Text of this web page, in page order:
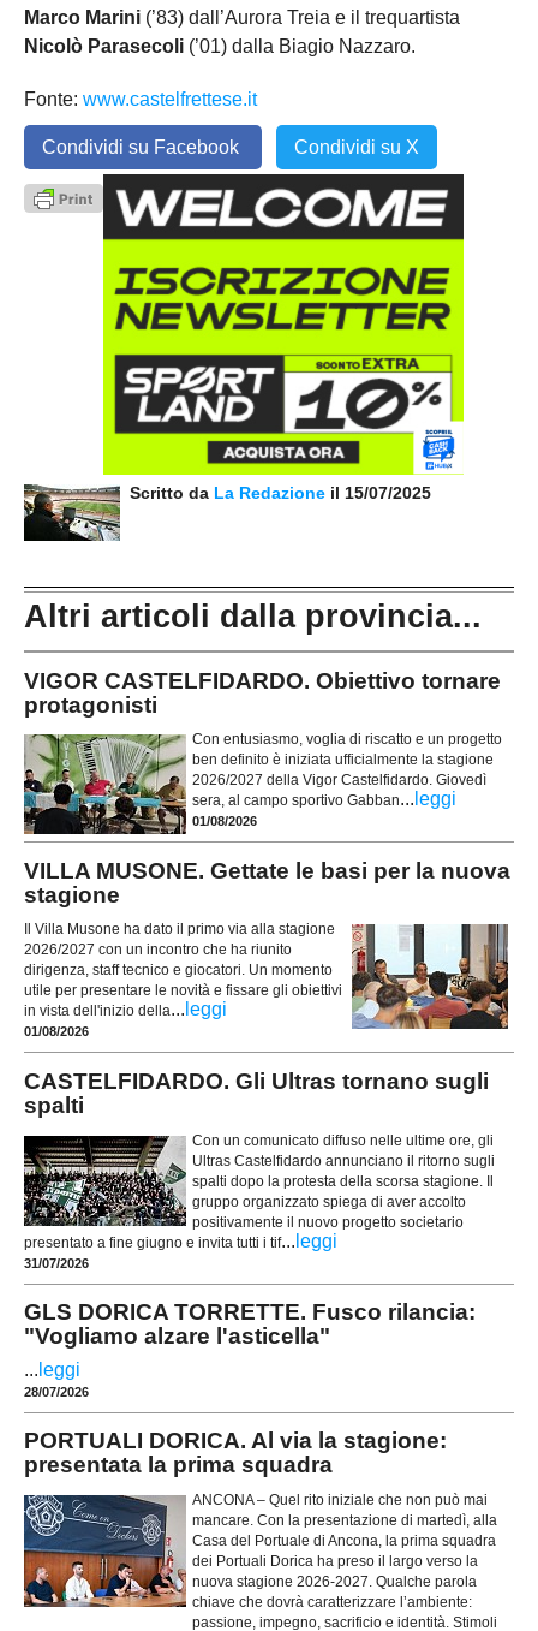
Marco Marini (’83) dall’Aurora Treia e il trequartista
Nicolò Parasecoli (’01) dalla Biagio Nazzaro.
Fonte: www.castelfrettese.it
Condividi su Facebook Condividi su X
Scritto da La Redazione il 15/07/2025
Altri articoli dalla provincia...
VIGOR CASTELFIDARDO. Obiettivo tornare
protagonisti
Con entusiasmo, voglia di riscatto e un progetto
ben definito è iniziata ufficialmente la stagione
2026/2027 della Vigor Castelfidardo. Giovedì
sera, al campo sportivo Gabban... leggi
01/08/2026
VILLA MUSONE. Gettate le basi per la nuova
stagione
Il Villa Musone ha dato il primo via alla stagione
2026/2027 con un incontro che ha riunito
dirigenza, staff tecnico e giocatori. Un momento
utile per presentare le novità e fissare gli obiettivi
in vista dell'inizio della... leggi
01/08/2026
CASTELFIDARDO. Gli Ultras tornano sugli
spalti
Con un comunicato diffuso nelle ultime ore, gli
Ultras Castelfidardo annunciano il ritorno sugli
spalti dopo la protesta della scorsa stagione. Il
gruppo organizzato spiega di aver accolto
positivamente il nuovo progetto societario
presentato a fine giugno e invita tutti i tif... leggi
31/07/2026
GLS DORICA TORRETTE. Fusco rilancia:
"Vogliamo alzare l'asticella"
... leggi
28/07/2026
PORTUALI DORICA. Al via la stagione:
presentata la prima squadra
ANCONA – Quel rito iniziale che non può mai
mancare. Con la presentazione di martedì, alla
Casa del Portuale di Ancona, la prima squadra
dei Portuali Dorica ha preso il largo verso la
nuova stagione 2026-2027. Qualche parola
chiave che dovrà caratterizzare l’ambiente:
passione, impegno, sacrificio e identità. Stimoli